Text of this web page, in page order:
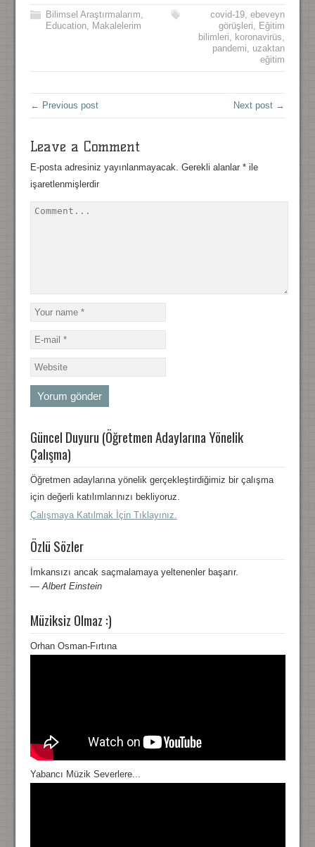
Bilimsel Araştırmalarım,
Education, Makalelerim
covid-19,ebeveyn
görüşleri, Eğitim
bilimleri, koronavirüs,
pandemi, uzaktan
eğitim
← Previous post Next post →
Leave a Comment
E-posta adresiniz yayınlanmayacak. Gerekli alanlar *ile
işaretlenmişlerdir
Güncel Duyuru (Öğretmen Adaylarına Yönelik
Çalışma)
Öğretmen adaylarına yönelik gerçekleştirdiğimiz bir çalışma
için değerli katılımlarınızı bekliyoruz.
Çalışmaya Katılmak İçin Tıklayınız.
Özlü Sözler
İmkansızı ancak saçmalamaya yeltenenler başarır.
—Albert Einstein
Müziksiz Olmaz :)
Orhan Osman-Fırtına
Yabancı Müzik Severlere...